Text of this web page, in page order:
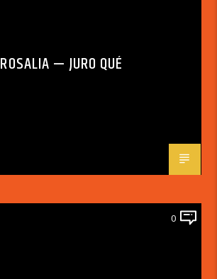
ROSALIA — JURO QUÉ
0